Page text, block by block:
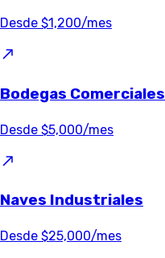
Desde $1,200/mes
Bodegas Comerciales
Desde $5,000/mes
Naves Industriales
Desde $25,000/mes